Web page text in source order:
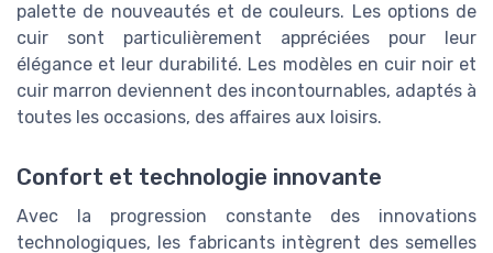
palette de nouveautés et de couleurs. Les options de
cuir sont particulièrement appréciées pour leur
élégance et leur durabilité. Les modèles en cuir noir et
cuir marron deviennent des incontournables, adaptés à
toutes les occasions, des affaires aux loisirs.
Confort et technologie innovante
Avec la progression constante des innovations
technologiques, les fabricants intègrent des semelles